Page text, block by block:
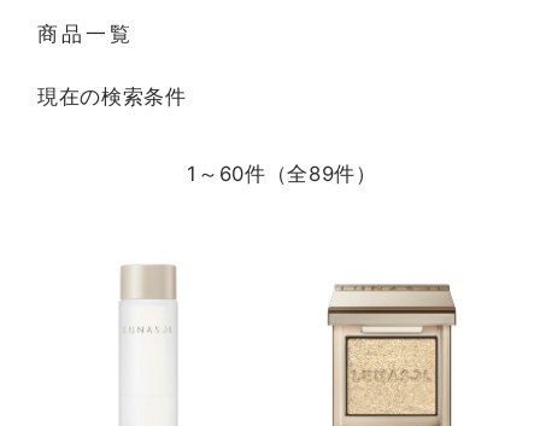
商品一覧
現在の検索条件
1～60件（全89件）